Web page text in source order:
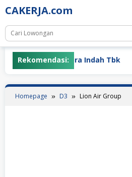
Skip
to
content
CAKERJA.com
Rekomendasi:
PT Mayora Indah Tbk
Homepage D3 Lion Air Group